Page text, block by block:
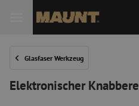
Glasfaser Werkzeug
Elektronischer